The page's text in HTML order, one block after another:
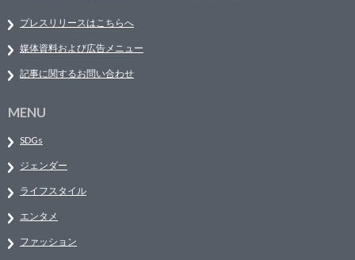
プレスリリースはこちらへ
媒体資料および広告メニュー
記事に関するお問い合わせ
MENU
SDGs
ジェンダー
ライフスタイル
エンタメ
ファッション